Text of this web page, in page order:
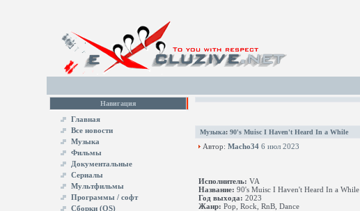
Навигация
Главная
Все новости
Музыка
Фильмы
Документальные
Сериалы
Мультфильмы
Программы / софт
Сборки (OS)
Музыка: 90's Muisc I Haven't Heard In a While
Автор: Macho34 6 июл 2023
Исполнитель: VA
Название: 90's Muisc I Haven't Heard In a While
Год выхода: 2023
Жанр: Pop, Rock, RnB, Dance